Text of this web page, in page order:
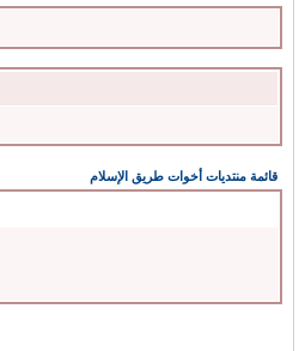
قائمة منتديات أخوات طريق الإسلام